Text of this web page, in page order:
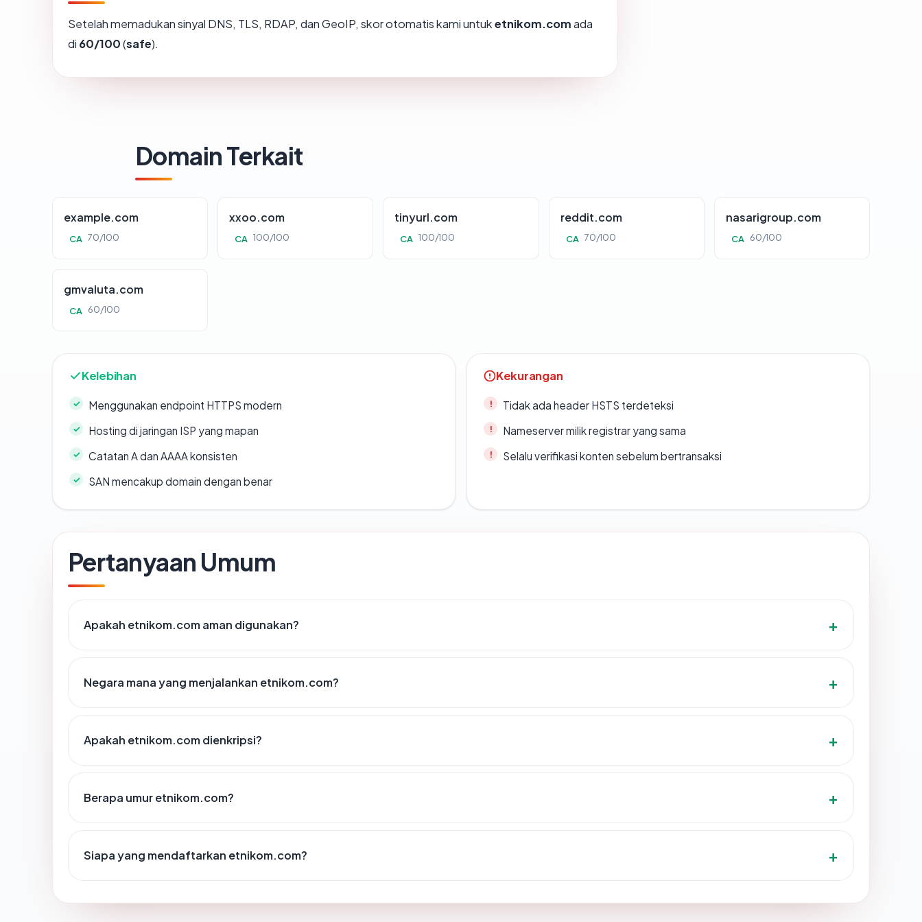
Setelah memadukan sinyal DNS, TLS, RDAP, dan GeoIP, skor otomatis kami untuketnikom.comada
di 60/100(safe).
Domain Terkait
example.com
CA 70/100
xxoo.com
CA 100/100
tinyurl.com
CA 100/100
reddit.com
CA 70/100
nasarigroup.com
CA 60/100
gmvaluta.com
CA 60/100
Kelebihan
Menggunakan endpoint HTTPS modern
Hosting di jaringan ISP yang mapan
Catatan A dan AAAA konsisten
SAN mencakup domain dengan benar
Kekurangan
Tidak ada header HSTS terdeteksi
Nameserver milik registrar yang sama
Selalu verifikasi konten sebelum bertransaksi
Pertanyaan Umum
Apakah etnikom.com aman digunakan?
Negara mana yang menjalankan etnikom.com?
Apakah etnikom.com dienkripsi?
Berapa umur etnikom.com?
Siapa yang mendaftarkan etnikom.com?